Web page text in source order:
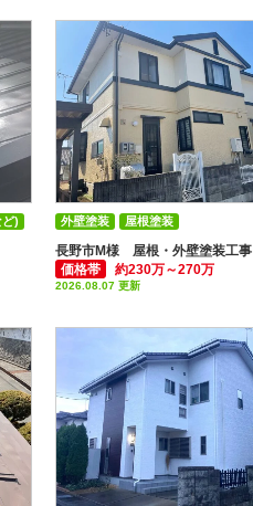
)
長野市M様 屋根・外壁塗装工事
価格帯
約230万～270万
2026.08.07 更新
外壁塗装
屋根塗装
付帯部塗装(雨樋・破風板など)